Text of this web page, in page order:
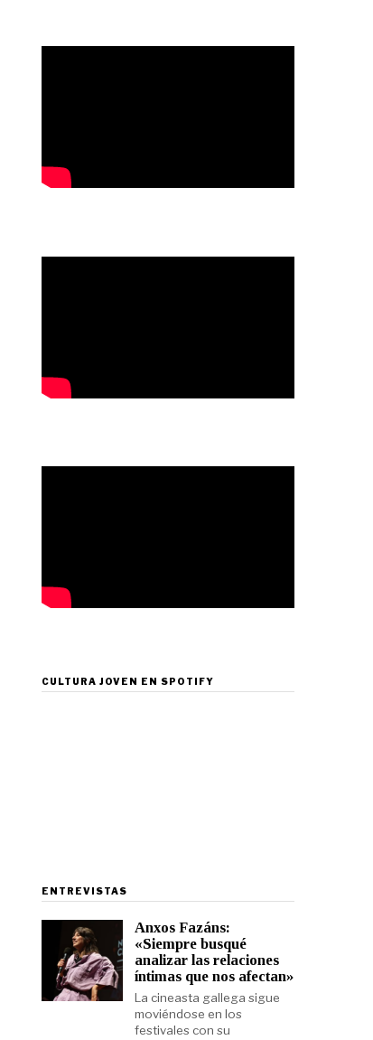
CULTURA JOVEN EN SPOTIFY
ENTREVISTAS
Anxos Fazáns:
«Siempre busqué
analizar las relaciones
íntimas que nos afectan»
La cineasta gallega sigue
moviéndose en los
festivales con su